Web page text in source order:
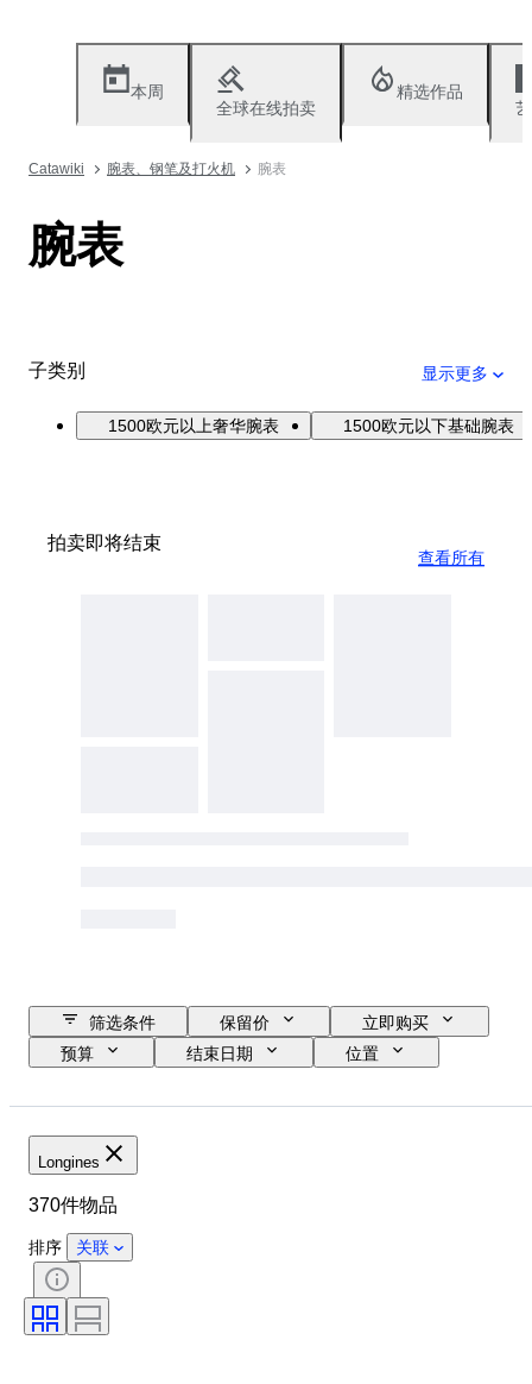
本周
全球在线拍卖
精选作品
Catawiki 腕表、钢笔及打火机 腕表
腕表
子类别 显示更多
1500欧元以上奢华腕表 1500欧元以下基础腕表
拍卖即将结束
查看所有
筛选条件 保留价
立即购买
预算
结束日期
位置
表芯
Longines
370件物品
排序 关联